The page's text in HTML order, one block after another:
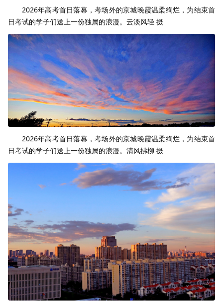
2026年高考首日落幕，考场外的京城晚霞温柔绚烂，为结束首
日考试的学子们送上一份独属的浪漫。云淡风轻 摄
2026年高考首日落幕，考场外的京城晚霞温柔绚烂，为结束首
日考试的学子们送上一份独属的浪漫。清风拂柳 摄